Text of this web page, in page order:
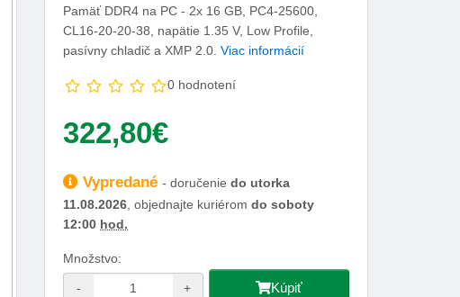
Pamäť DDR4 na PC - 2x 16 GB, PC4-25600,
CL16-20-20-38, napätie 1.35 V, Low Profile,
pasívny chladič a XMP 2.0. Viac informácií
0 hodnotení
322,80€
Dostupnosť:
Vypredané - doručenie do utorka
11.08.2026, objednajte kuriérom do soboty
12:00 hod.
Množstvo:
- + Kúpiť